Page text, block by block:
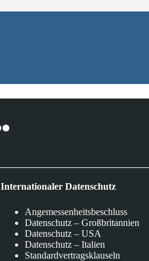
Internationaler Datenschutz
Angemessenheitsbeschluss
Datenschutz – Großbritannien
Datenschutz – USA
Datenschutz – Italien
Standardvertragsklauseln